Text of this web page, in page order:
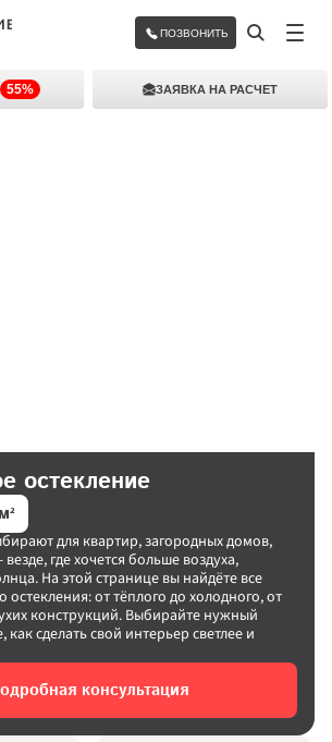
ПОЗВОНИТЬ
55% ЗАЯВКА НА РАСЧЕТ
остекление
для квартир, загородных домов,
где хочется больше воздуха,
На этой странице вы найдёте все
от тёплого до холодного, от
конструкций. Выбирайте нужный
как сделать свой интерьер светлее и
консультация